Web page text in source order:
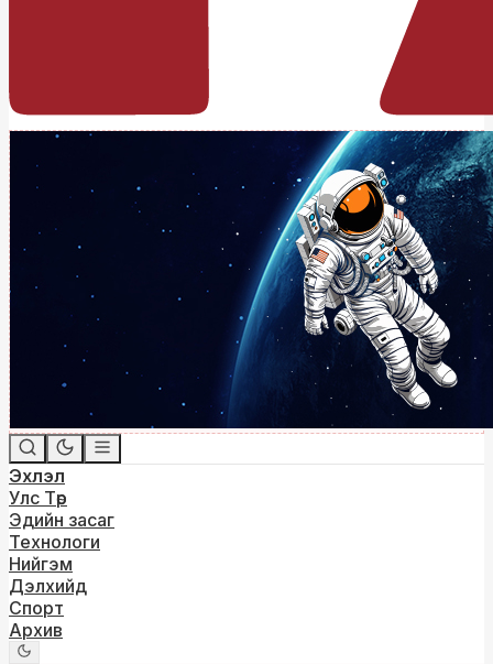
Эхлэл
Улс Төр
Эдийн засаг
Технологи
Нийгэм
Дэлхийд
Спорт
Архив